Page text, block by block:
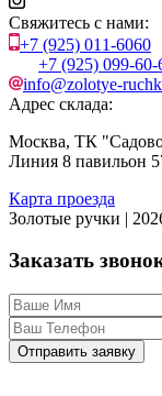
Свяжитесь с нами:
+7 (925) 011-6060
+7 (925) 099-60-
info@zolotye-
Адрес склада:
Москва, ТК
Линия 8 павильон
Карта проезда
Золотые ручки |
Заказать
Отправить заявку